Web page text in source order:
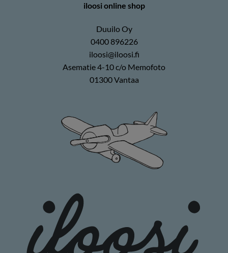
iloosi online shop
Duuilo Oy
0400 896226
iloosi@iloosi.fi
Asematie 4-10 c/o Memofoto
01300 Vantaa